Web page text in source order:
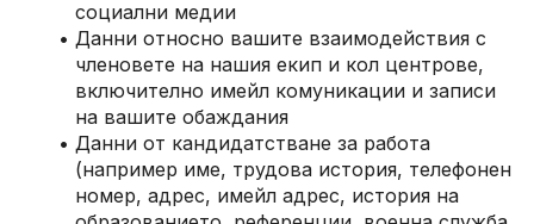
социални медии
Данни относно вашите взаимодействия с
членовете на нашия екип и кол центрове,
включително имейл комуникации и записи
на вашите обаждания
Данни от кандидатстване за работа
(например име, трудова история, телефонен
номер, адрес, имейл адрес, история на